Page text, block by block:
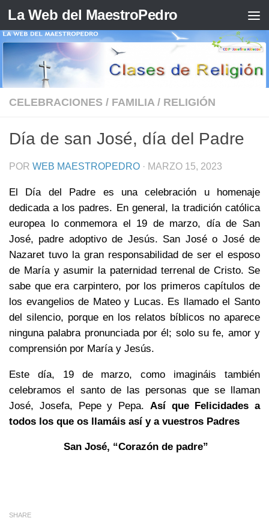
Saltar al contenido
La Web del MaestroPedro
CELEBRACIONES / FAMILIA / RELIGIÓN
Día de san José, día del Padre
POR WEB MAESTROPEDRO · MARZO 15, 2023
El Día del Padre es una celebración u homenaje
dedicada a los padres. En general, la tradición católica
europea lo conmemora el 19 de marzo, día de San
José, padre adoptivo de Jesús. San José o José de
Nazaret tuvo la gran responsabilidad de ser el esposo
de María y asumir la paternidad terrenal de Cristo. Se
sabe que era carpintero, por los primeros capítulos de
los evangelios de Mateo y Lucas. Es llamado el Santo
del silencio, porque en los relatos bíblicos no aparece
ninguna palabra pronunciada por él; solo su fe, amor y
comprensión por María y Jesús.
Este día, 19 de marzo, como imagináis también
celebramos el santo de las personas que se llaman
José, Josefa, Pepe y Pepa. Así que Felicidades a
todos los que os llamáis así y a vuestros Padres
San José, “Corazón de padre”
SHARE